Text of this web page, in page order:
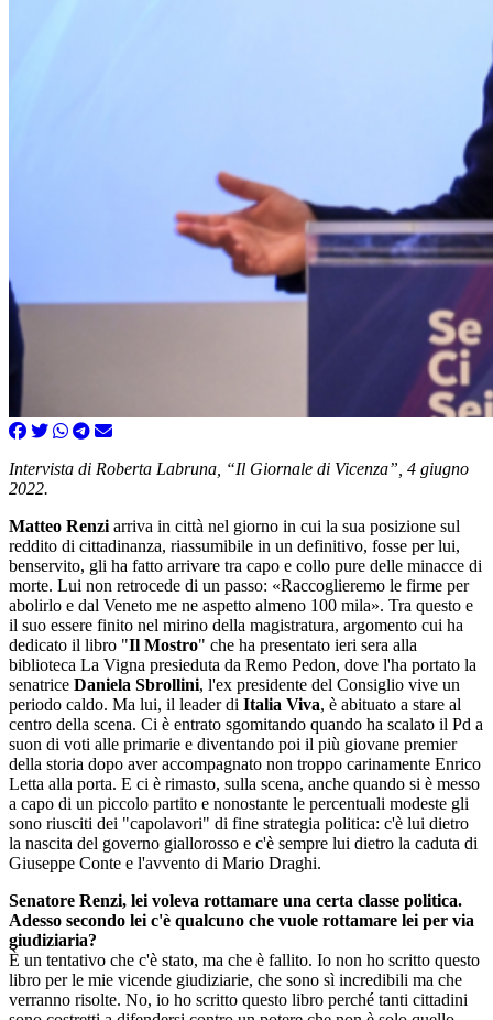
Intervista di Roberta Labruna, “Il Giornale di Vicenza”, 4 giugno
2022.
Matteo Renzi arriva in città nel giorno in cui la sua posizione sul
reddito di cittadinanza, riassumibile in un definitivo, fosse per lui,
benservito, gli ha fatto arrivare tra capo e collo pure delle minacce di
morte. Lui non retrocede di un passo: «Raccoglieremo le firme per
abolirlo e dal Veneto me ne aspetto almeno 100 mila». Tra questo e
il suo essere finito nel mirino della magistratura, argomento cui ha
dedicato il libro "Il Mostro" che ha presentato ieri sera alla
biblioteca La Vigna presieduta da Remo Pedon, dove l'ha portato la
senatrice Daniela Sbrollini, l'ex presidente del Consiglio vive un
periodo caldo. Ma lui, il leader di Italia Viva, è abituato a stare al
centro della scena. Ci è entrato sgomitando quando ha scalato il Pd a
suon di voti alle primarie e diventando poi il più giovane premier
della storia dopo aver accompagnato non troppo carinamente Enrico
Letta alla porta. E ci è rimasto, sulla scena, anche quando si è messo
a capo di un piccolo partito e nonostante le percentuali modeste gli
sono riusciti dei "capolavori" di fine strategia politica: c'è lui dietro
la nascita del governo giallorosso e c'è sempre lui dietro la caduta di
Giuseppe Conte e l'avvento di Mario Draghi.
Senatore Renzi, lei voleva rottamare una certa classe politica.
Adesso secondo lei c'è qualcuno che vuole rottamare lei per via
giudiziaria?
È un tentativo che c'è stato, ma che è fallito. Io non ho scritto questo
libro per le mie vicende giudiziarie, che sono sì incredibili ma che
verranno risolte. No, io ho scritto questo libro perché tanti cittadini